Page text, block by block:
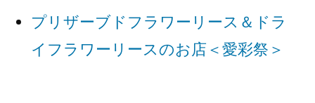
プリザーブドフラワーリース＆ドラ
イフラワーリースのお店＜愛彩祭＞